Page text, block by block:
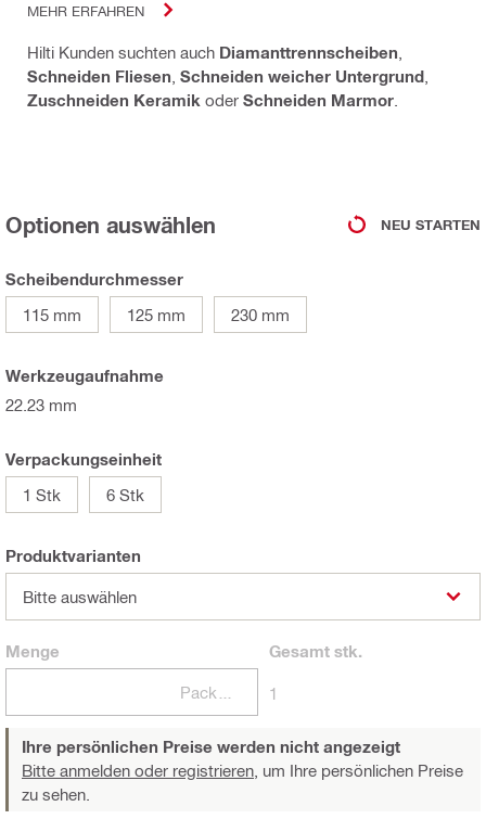
MEHR ERFAHREN
Hilti Kunden suchten auch Diamanttrennscheiben
Schneiden Fliesen Schneiden weicher Untergrund
Zuschneiden Keramik oder Schneiden Marmor
Optionen auswählen NEU STARTEN
Scheibendurchmesser
115 mm
125 mm 230 mm
Werkzeugaufnahme
22.23 mm
Verpackungseinheit
1 Stk
6 Stk
Produktvarianten
Bitte auswählen
Menge Gesamtstk.
1
Ihre persönlichen Preise werden nicht angezeigt
Bitte anmelden oder registrieren, um Ihre persönlichen Preise
zu sehen.